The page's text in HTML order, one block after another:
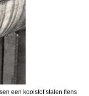
een koolstof stalen flens